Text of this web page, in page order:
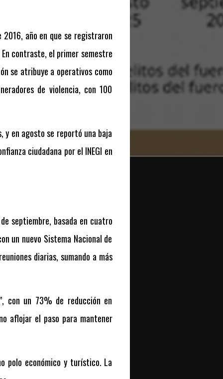
2016, año en que se registraron
En contraste, el primer semestre
se atribuye a operativos como
de violencia, con 100
y en agosto se reportó una baja
ciudadana por el INEGI en
septiembre, basada en cuatro
un nuevo Sistema Nacional de
diarias, sumando a más
con un 73% de reducción en
aflojar el paso para mantener
polo económico y turístico. La